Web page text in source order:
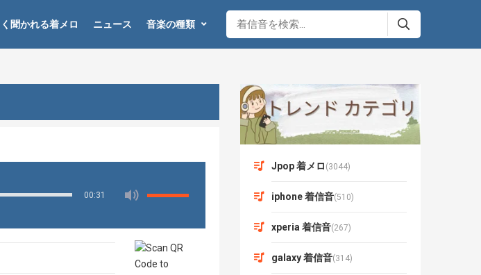
聞かれる着メロ ニュース 音楽の種類
00:31
Jpop 着メロ (3044)
iphone 着信音(510)
xperia 着信音(267)
galaxy 着信音(314)